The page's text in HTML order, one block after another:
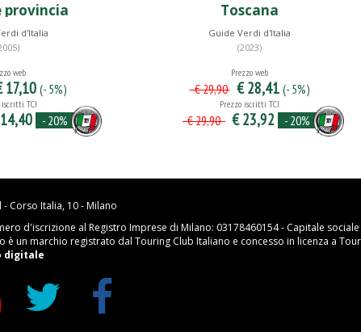
provincia
d'Italia
web
17,10 (- 5%)
iscritti TCI
- 20%
Toscana
Guide Verdi d'Italia
(2023)
Prezzo web
€ 29,90 € 28,41 (- 5%)
Prezzo iscritti TCI
€ 29,90 € 23,92 - 20%
Corso Italia, 10 - Milano
d'iscrizione al Registro Imprese di Milano: 03178460154 - Capitale sociale
è un marchio registrato dal Touring Club Italiano e concesso in licenza a
digitale